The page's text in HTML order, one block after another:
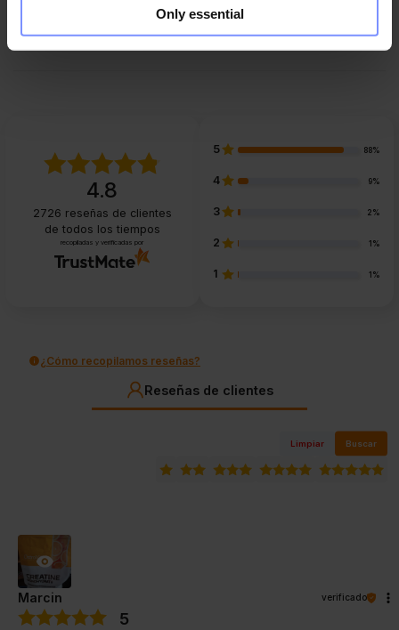
Only essential
Preguntas y respuestas
4.8
2726 reseñas de clientes
de todos los tiempos
recopiladas y verificadas por
5 88%
4 9%
3 2%
2 1%
1 1%
¿Cómo recopilamos reseñas?
Reseñas de clientes
Limpiar Buscar
Marcin verificado
5